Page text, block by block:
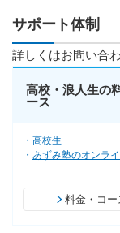
サポート体制
詳しくはお問い合
高校・浪人生の
ース
高校生
あずみ塾のオンラ
料金・コ